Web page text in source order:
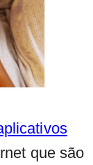
que são